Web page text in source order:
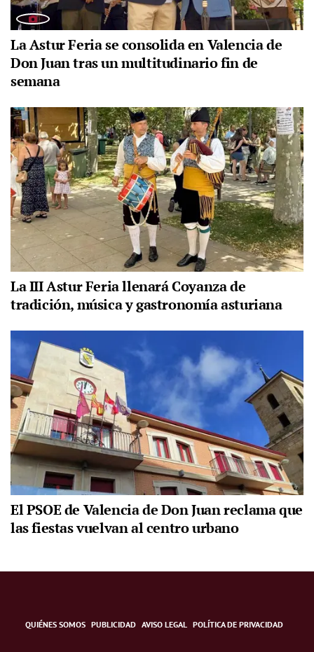
La Astur Feria se consolida en Valencia de
Don Juan tras un multitudinario fin de
semana
La III Astur Feria llenará Coyanza de
tradición, música y gastronomía asturiana
El PSOE de Valencia de Don Juan reclama que
las fiestas vuelvan al centro urbano
QUIÉNES SOMOS PUBLICIDAD AVISO LEGAL POLÍTICA DE PRIVACIDAD